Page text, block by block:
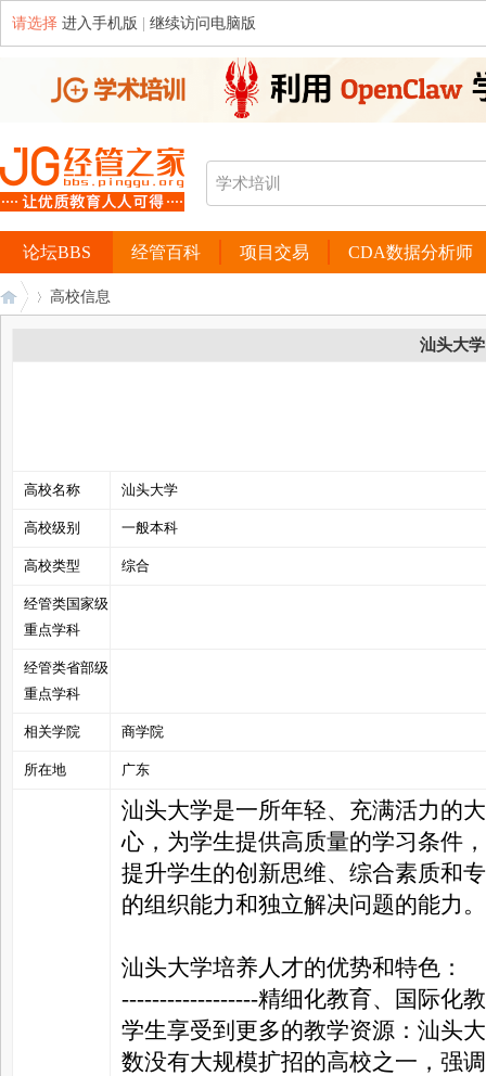
请选择 进入手机版 继续访问电脑版
经管百科 项目交易 CDA数据分析师
论坛BBS
高校信息
汕头大学
高校名称 汕头大学
高校级别 一般本科
高校类型 综合
经管类国家级
重点学科
经管类省部级
重点学科
相关学院 商学院
所在地 广东
汕头大学是一所年轻、充满活力的
心，为学生提供高质量的学习条件
提升学生的创新思维、综合素质和
的组织能力和独立解决问题的能力。
汕头大学培养人才的优势和特色：
------------------精细化教育、国际化
学生享受到更多的教学资源：汕头
数没有大规模扩招的高校之一，强